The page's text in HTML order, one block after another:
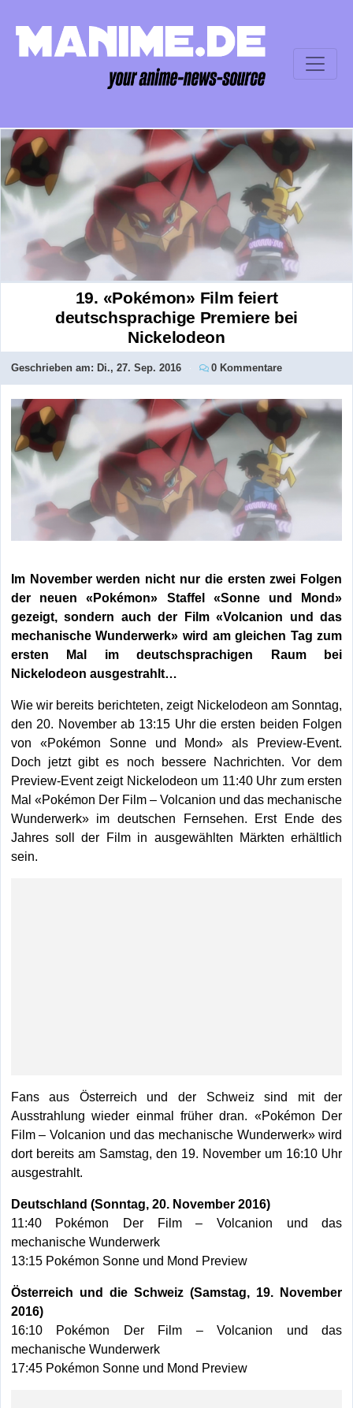
19. «Pokémon» Film feiert
deutschsprachige Premiere bei
Nickelodeon
Geschrieben am: Di., 27. Sep. 2016 0 Kommentare
Im November werden nicht nur die ersten zwei Folgen
der neuen «Pokémon» Staffel «Sonne und Mond»
gezeigt, sondern auch der Film «Volcanion und das
mechanische Wunderwerk» wird am gleichen Tag zum
ersten Mal im deutschsprachigen Raum bei
Nickelodeon ausgestrahlt…
Wie wir bereits berichteten, zeigt Nickelodeon am Sonntag,
den 20. November ab 13:15 Uhr die ersten beiden Folgen
von «Pokémon Sonne und Mond» als Preview-Event.
Doch jetzt gibt es noch bessere Nachrichten. Vor dem
Preview-Event zeigt Nickelodeon um 11:40 Uhr zum ersten
Mal «Pokémon Der Film – Volcanion und das mechanische
Wunderwerk» im deutschen Fernsehen. Erst Ende des
Jahres soll der Film in ausgewählten Märkten erhältlich
sein.
Fans aus Österreich und der Schweiz sind mit der
Ausstrahlung wieder einmal früher dran. «Pokémon Der
Film – Volcanion und das mechanische Wunderwerk» wird
dort bereits am Samstag, den 19. November um 16:10 Uhr
ausgestrahlt.
Deutschland (Sonntag, 20. November 2016)
11:40 Pokémon Der Film – Volcanion und das
mechanische Wunderwerk
13:15 Pokémon Sonne und Mond Preview
Österreich und die Schweiz (Samstag, 19. November
2016)
16:10 Pokémon Der Film – Volcanion und das
mechanische Wunderwerk
17:45 Pokémon Sonne und Mond Preview